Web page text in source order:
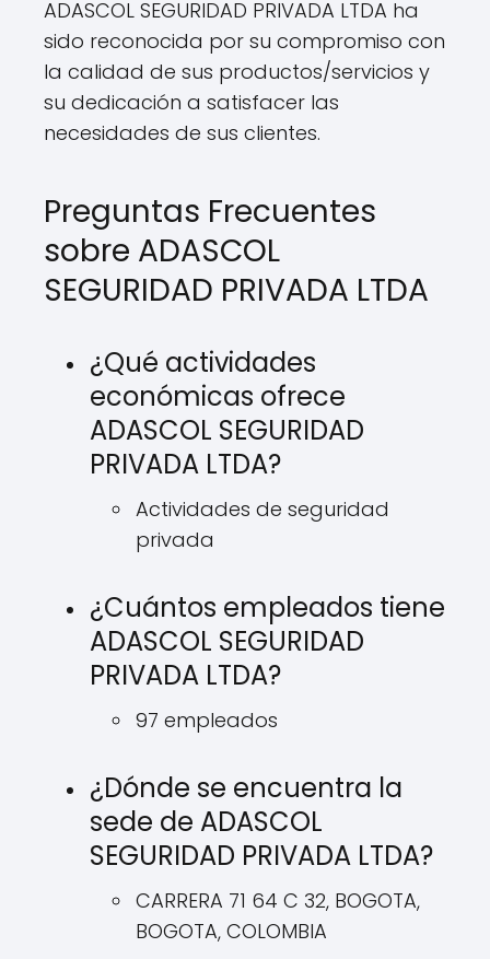
ADASCOL SEGURIDAD PRIVADA LTDA ha
sido reconocida por su compromiso con
la calidad de sus productos/servicios y
su dedicación a satisfacer las
necesidades de sus clientes.
Preguntas Frecuentes
sobre ADASCOL
SEGURIDAD PRIVADA LTDA
¿Qué actividades
económicas ofrece
ADASCOL SEGURIDAD
PRIVADA LTDA?
Actividades de seguridad
privada
¿Cuántos empleados tiene
ADASCOL SEGURIDAD
PRIVADA LTDA?
97 empleados
¿Dónde se encuentra la
sede de ADASCOL
SEGURIDAD PRIVADA LTDA?
CARRERA 71 64 C 32, BOGOTA,
BOGOTA, COLOMBIA